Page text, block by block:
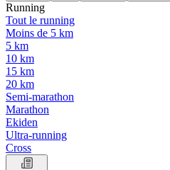
Running
Tout le running
Moins de 5 km
5 km
10 km
15 km
20 km
Semi-marathon
Marathon
Ekiden
Ultra-running
Cross